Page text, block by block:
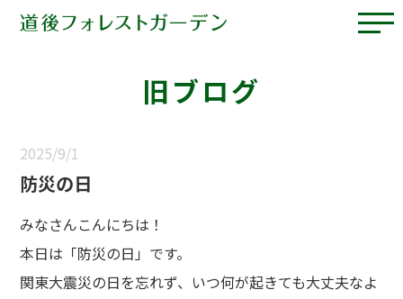
旧ブログ
2025/9/1
防災の日
みなさんこんにちは！
本日は「防災の日」です。
関東大震災の日を忘れず、いつ何が起きても大丈夫なよ